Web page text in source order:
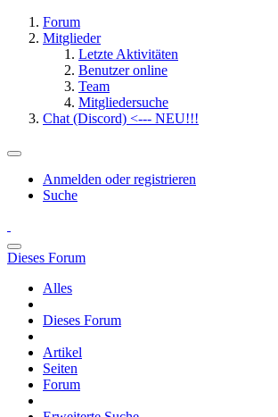
Forum
Mitglieder
Letzte Aktivitäten
Benutzer online
Team
Mitgliedersuche
Chat (Discord) <--- NEU!!!
Anmelden oder registrieren
Suche
Dieses Forum
Alles
Dieses Forum
Artikel
Seiten
Forum